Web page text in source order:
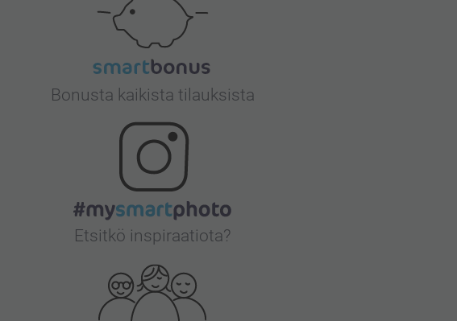
Bonusta kaikista tilauksista
Etsitkö inspiraatiota?